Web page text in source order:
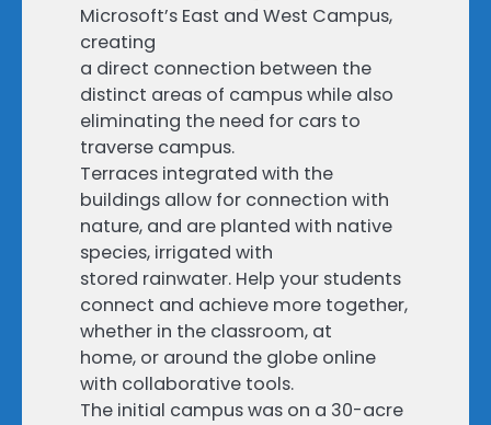
Microsoft’s East and West Campus,
creating
a direct connection between the
distinct areas of campus while also
eliminating the need for cars to
traverse campus.
Terraces integrated with the
buildings allow for connection with
nature, and are planted with native
species, irrigated with
stored rainwater. Help your students
connect and achieve more together,
whether in the classroom, at
home, or around the globe online
with collaborative tools.
The initial campus was on a 30-acre